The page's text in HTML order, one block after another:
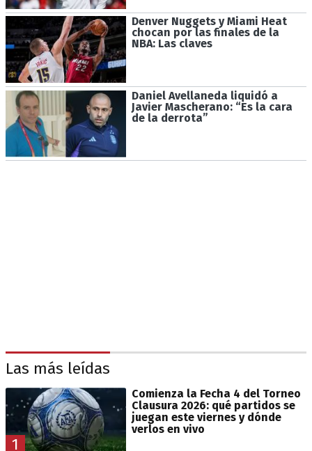
Denver Nuggets y Miami Heat
chocan por las finales de la
NBA: Las claves
Daniel Avellaneda liquidó a
Javier Mascherano: “Es la cara
de la derrota”
Las más leídas
1
Comienza la Fecha 4 del Torneo
Clausura 2026: qué partidos se
juegan este viernes y dónde
verlos en vivo